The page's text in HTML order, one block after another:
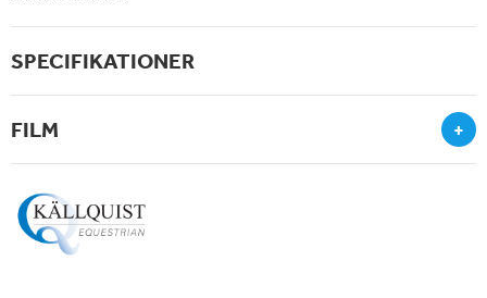
SPECIFIKATIONER
FILM +